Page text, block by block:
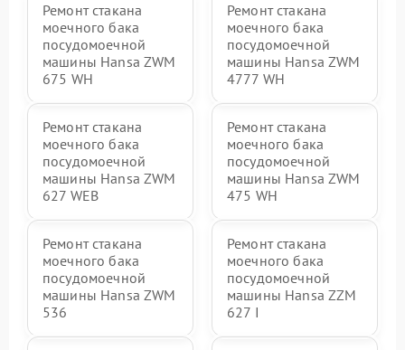
Ремонт стакана
моечного бака
посудомоечной
машины Hansa ZWM
675 WH
Ремонт стакана
моечного бака
посудомоечной
машины Hansa ZWM
4777 WH
Ремонт стакана
моечного бака
посудомоечной
машины Hansa ZWM
627 WEB
Ремонт стакана
моечного бака
посудомоечной
машины Hansa ZWM
475 WH
Ремонт стакана
моечного бака
посудомоечной
машины Hansa ZWM
536
Ремонт стакана
моечного бака
посудомоечной
машины Hansa ZZM
627 I